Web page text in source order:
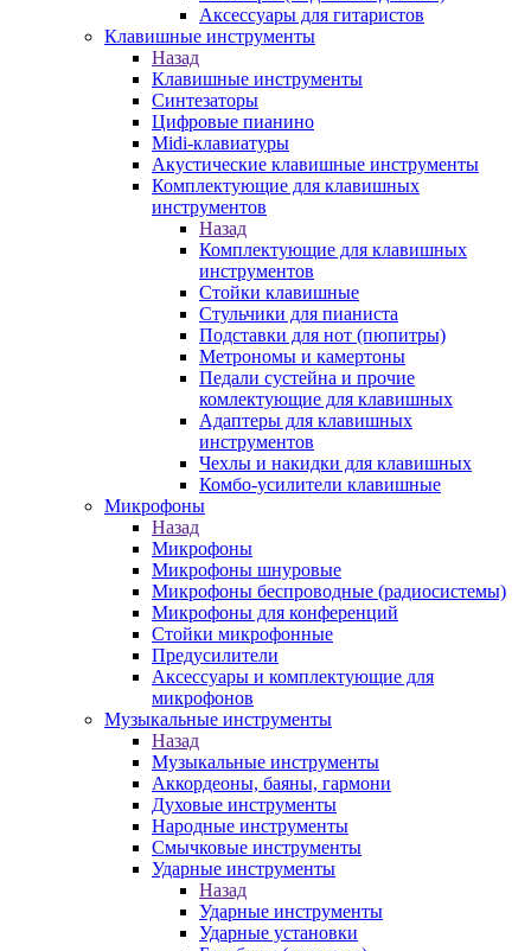
Аксессуары для гитаристов
Клавишные инструменты
Назад
Клавишные инструменты
Синтезаторы
Цифровые пианино
Midi-клавиатуры
Акустические клавишные инструменты
Комплектующие для клавишных
инструментов
Назад
Комплектующие для клавишных
инструментов
Стойки клавишные
Стульчики для пианиста
Подставки для нот (пюпитры)
Метрономы и камертоны
Педали сустейна и прочие
комлектующие для клавишных
Адаптеры для клавишных
инструментов
Чехлы и накидки для клавишных
Комбо-усилители клавишные
Микрофоны
Назад
Микрофоны
Микрофоны шнуровые
Микрофоны беспроводные (радиосистемы)
Микрофоны для конференций
Стойки микрофонные
Предусилители
Аксессуары и комплектующие для
микрофонов
Музыкальные инструменты
Назад
Музыкальные инструменты
Аккордеоны, баяны, гармони
Духовые инструменты
Народные инструменты
Смычковые инструменты
Ударные инструменты
Назад
Ударные инструменты
Ударные установки